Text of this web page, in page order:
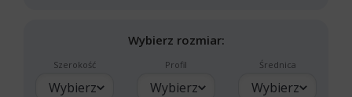
Wybierz rozmiar:
Szerokość
Wybierz
Profil
Wybierz
Średnica
Wybierz